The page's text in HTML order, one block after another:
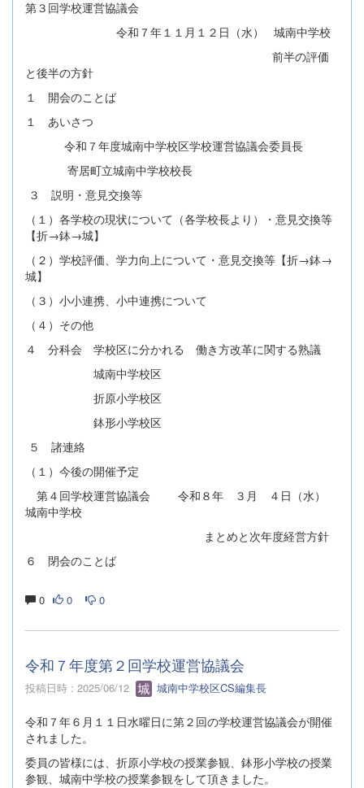
第３回学校運営協議会
令和７年１１月１２日（水） 城南中学校
前半の評価
と後半の方針
１ 開会のことば
１ あいさつ
令和７年度城南中学校区学校運営協議会委員長
寄居町立城南中学校校長
３ 説明・意見交換等
（１）各学校の現状について（各学校長より）・意見交換等
【折→鉢→城】
（２）学校評価、学力向上について・意見交換等【折→鉢→
城】
（３）小小連携、小中連携について
（４）その他
４ 分科会 学校区に分かれる 働き方改革に関する熟議
城南中学校区
折原小学校区
鉢形小学校区
５ 諸連絡
（１）今後の開催予定
第４回学校運営協議会 令和８年 ３月 ４日（水）
城南中学校
まとめと次年度経営方針
６ 閉会のことば
0 0 0
令和７年度第２回学校運営協議会
投稿日時 : 2025/06/12 城南中学校区CS編集長
令和７年６月１１日水曜日に第２回の学校運営協議会が開催
されました。
委員の皆様には、折原小学校の授業参観、鉢形小学校の授業
参観、城南中学校の授業参観をして頂きました。